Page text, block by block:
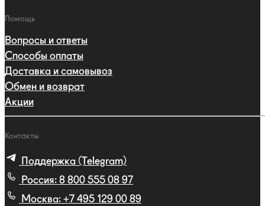
Помощь
Вопросы и ответы
Способы оплаты
Доставка и самовывоз
Обмен и возврат
Акции
Контакты
Поддержка (Telegram)
Россия: 8 800 555 08 97
Москва: +7 495 129 00 89